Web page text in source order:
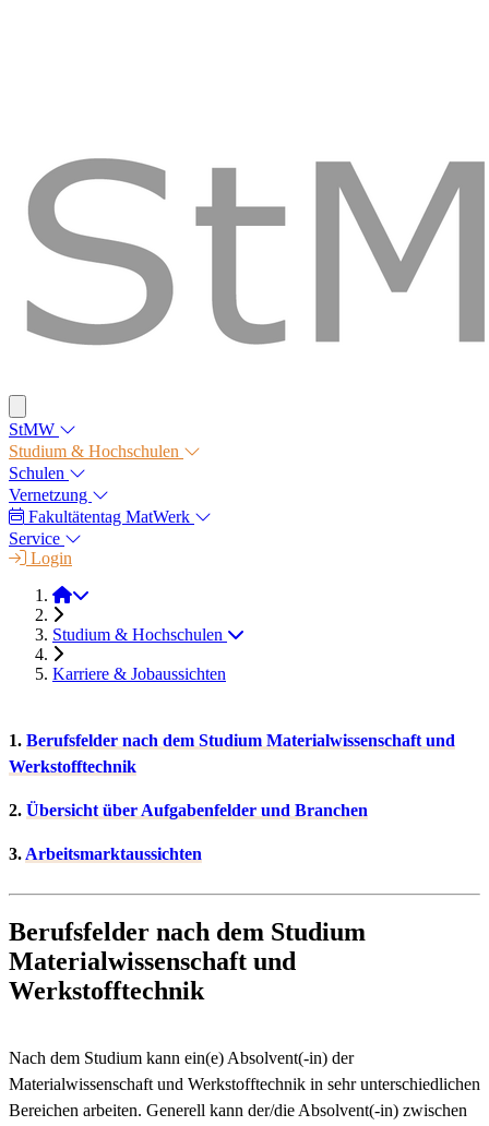
StMW
Studium & Hochschulen
Schulen
Vernetzung
Fakultätentag MatWerk
Service
Login
StMW
Studium & Hochschulen
Karriere & Jobaussichten
1. Berufsfelder nach dem Studium Materialwissenschaft und
Werkstofftechnik
2. Übersicht über Aufgabenfelder und Branchen
3.Arbeitsmarktaussichten
Berufsfelder nach dem Studium
Materialwissenschaft und
Werkstofftechnik
Nach dem Studium kann ein(e) Absolvent(-in) der
Materialwissenschaft und Werkstofftechnik in sehr unterschiedlichen
Bereichen arbeiten. Generell kann der/die Absolvent(-in) zwischen